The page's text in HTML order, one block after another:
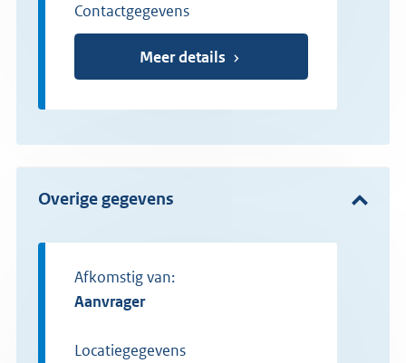
Contactgegevens
Meer details
Overige gegevens
Afkomstig van:
aanvrager
Locatiegegevens